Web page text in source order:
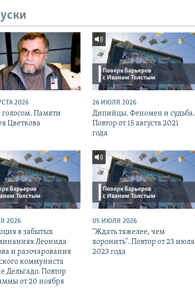
2026
Памяти
Цветкова
26 ИЮЛЯ 2026
Дипийцы. Феномен и судьба.
Повтор от 15 августа 2021
года
2026
в забытых
Леонида
и разочарования
коммуниста
Дельгадо. Повтор
от 20 ноября
05 ИЮЛЯ 2026
"Ждать тяжелее, чем
хоронить". Повтор от 23 июля
2023 года